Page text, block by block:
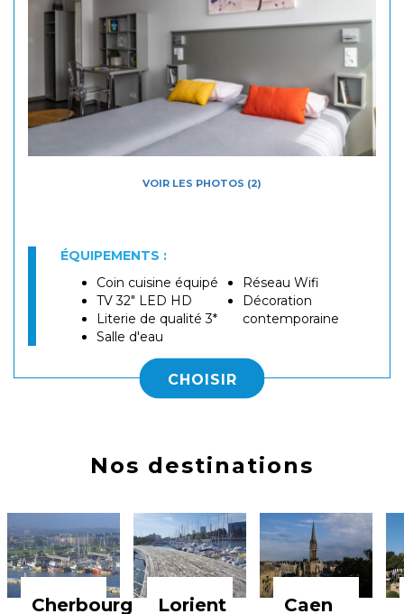
VOIR LES PHOTOS (2)
ÉQUIPEMENTS :
Coin cuisine équipé
TV 32" LED HD
Literie de qualité 3*
Salle d'eau
Réseau Wifi
Décoration
contemporaine
CHOISIR
Nos destinations
Cherbourg Lorient
Caen